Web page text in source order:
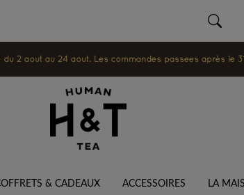
2 août au 24 août. Les commandes passées après le
& CADEAUX ACCESSOIRES LA